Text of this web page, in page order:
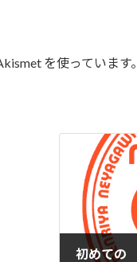
を使っています。
初めての